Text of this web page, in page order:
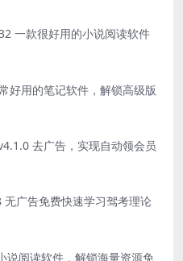
一款很好用的小说阅读软件
好用的笔记软件，解锁高级版
去广告，实现自动领会员
说阅读软件，解锁海量资源免